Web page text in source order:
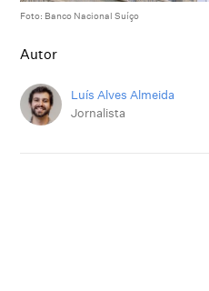
Foto: Banco Nacional Suíço
Autor
Luís Alves Almeida
Jornalista